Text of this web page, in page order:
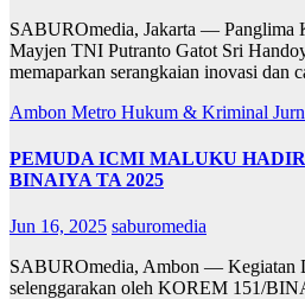
SABUROmedia, Jakarta — ​Panglima
Mayjen TNI Putranto Gatot Sri
memaparkan serangkaian inovasi dan
Ambon Metro Hukum & Kriminal
PEMUDA ICMI MALUKU
BINAIYA TA 2025
Jun 16, 2025 saburomedia
SABUROmedia, Ambon — Kegiatan
selenggarakan oleh KOREM 151/